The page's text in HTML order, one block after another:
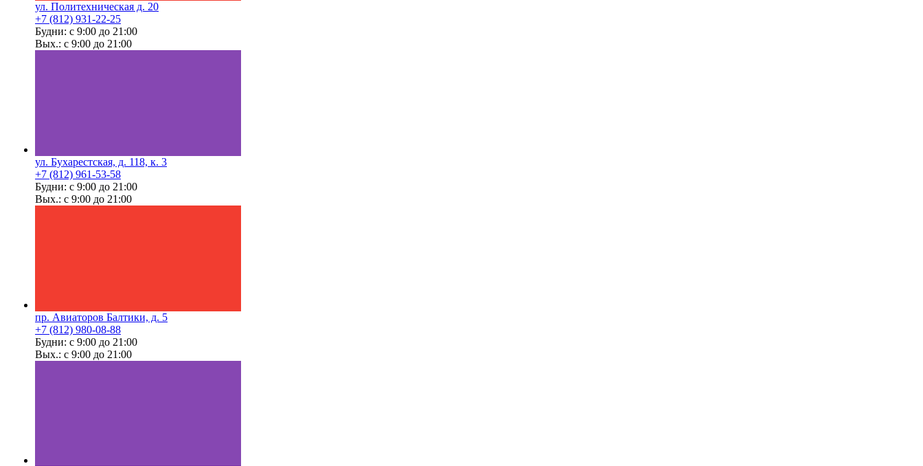
ул. Политехническая д. 20
+7 (812) 931-22-25
Будни: с 9:00 до 21:00
Вых.: с 9:00 до 21:00
ул. Бухарестская, д. 118, к. 3
+7 (812) 961-53-58
Будни: с 9:00 до 21:00
Вых.: с 9:00 до 21:00
пр. Авиаторов Балтики, д. 5
+7 (812) 980-08-88
Будни: с 9:00 до 21:00
Вых.: с 9:00 до 21:00